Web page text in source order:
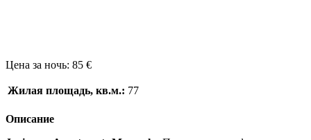
Цена за ночь: 85 €
Жилая площадь, кв.м.: 77
Описание